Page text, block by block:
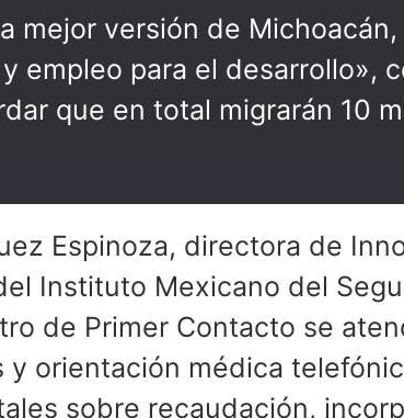
mejor versión de
empleo para el desarrollo»,
que en total migrarán 10
Espinoza, directora de
Instituto Mexicano del
de Primer Contacto se
y orientación médica
sobre recaudación,